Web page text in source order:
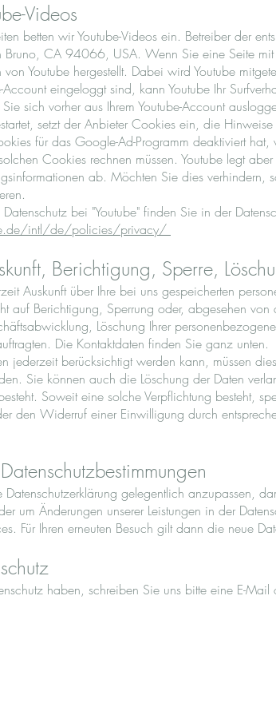
Videos
betten wir Youtube-Videos ein. Betreiber der
CA 94066, USA. Wenn Sie eine Seite mit
Youtube hergestellt. Dabei wird Youtube
eingeloggt sind, kann Youtube Ihr
sich vorher aus Ihrem Youtube-Account
setzt der Anbieter Cookies ein, die
für das Google-Ad-Programm deaktiviert
Cookies rechnen müssen. Youtube legt
ab. Möchten Sie dies verhindern,
bei "Youtube" finden Sie in der
intl/de/policies/privacy/
Berichtigung, Sperre,
Auskunft über Ihre bei uns gespeicherten
auf Berichtigung, Sperrung oder, abgesehen von
Löschung Ihrer
Die Kontaktdaten finden Sie ganz unten.
jederzeit berücksichtigt werden kann, müssen
Sie können auch die Löschung der Daten
Soweit eine solche Verpflichtung besteht,
den Widerruf einer Einwilligung durch
gelegentlich anzupassen,
um Änderungen unserer Leistungen in der
Für Ihren erneuten Besuch gilt dann die neue
haben, schreiben Sie uns bitte eine E-